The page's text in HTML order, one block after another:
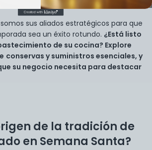
sus aliados estratégicos para que
sea un éxito rotundo. ¿Está listo
de su cocina? Explore
conservas y suministros esenciales, y
su negocio necesita para destacar
de la tradición de
en Semana Santa?